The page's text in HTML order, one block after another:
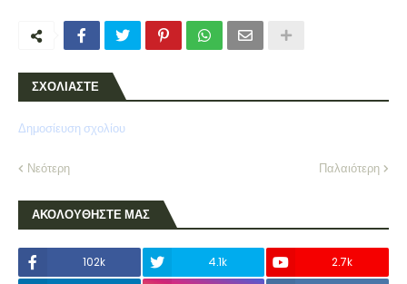
ΣΧΟΛΙΑΣΤΕ
Δημοσίευση σχολίου
Νεότερη Παλαιότερη
ΑΚΟΛΟΥΘΗΣΤΕ ΜΑΣ
102k 4.1k
2.7k